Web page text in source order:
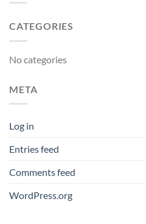
CATEGORIES
No categories
META
Log in
Entries feed
Comments feed
WordPress.org